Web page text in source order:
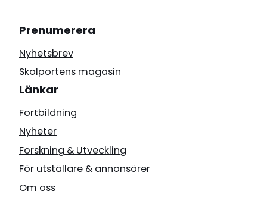
Prenumerera
Nyhetsbrev
Skolportens magasin
Länkar
Fortbildning
Nyheter
Forskning & Utveckling
För utställare & annonsörer
Om oss